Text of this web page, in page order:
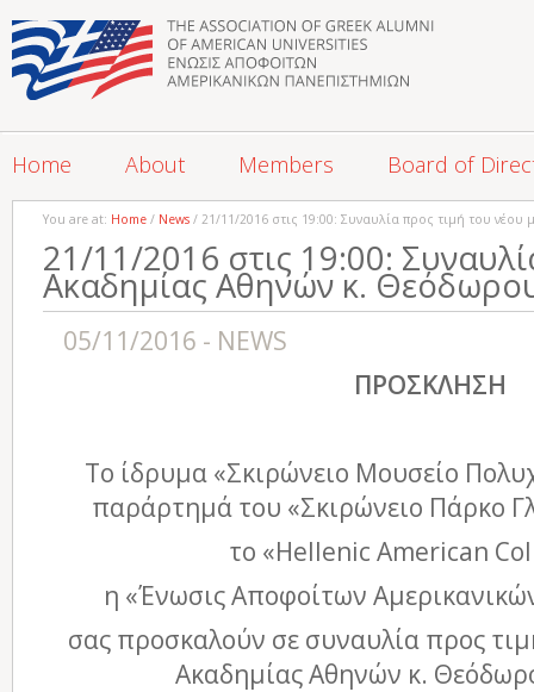
Home About Members Board of
You are at: Home / News / 21/11/2016 στις 19:00: Συναυλία προς τιμή του
21/11/2016 στις 19:00:
Ακαδημίας Αθηνών κ.
05/11/2016 - NEWS
ΠΡΟΣΚΛΗΣΗ
Το ίδρυμα «Σκιρώνειο Μουσείο
παράρτημά του «Σκιρώνειο Πάρκο
το «Hellenic American
η «Ένωσις Αποφοίτων
σας προσκαλούν σε συναυλία προς
Ακαδημίας Αθηνών κ.